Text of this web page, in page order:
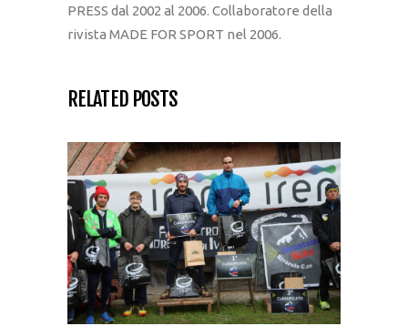
PRESS dal 2002 al 2006. Collaboratore della
rivista MADE FOR SPORT nel 2006.
RELATED POSTS